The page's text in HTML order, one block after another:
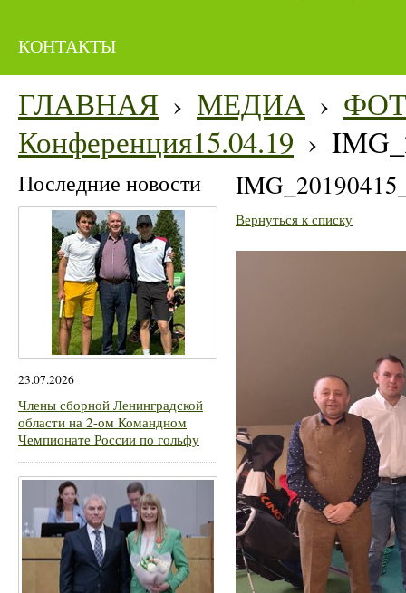
КОНТАКТЫ
ГЛАВНАЯ › МЕДИА ›
Конференция15.04.19 ›
Последние новости
23.07.2026
Члены сборной Ленинградской
области на 2-ом Командном
Чемпионате России по гольфу
Вернуться к списку